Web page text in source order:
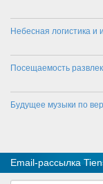
Небесная логистика и
Посещаемость
Будущее музыки по
Email-рассылка